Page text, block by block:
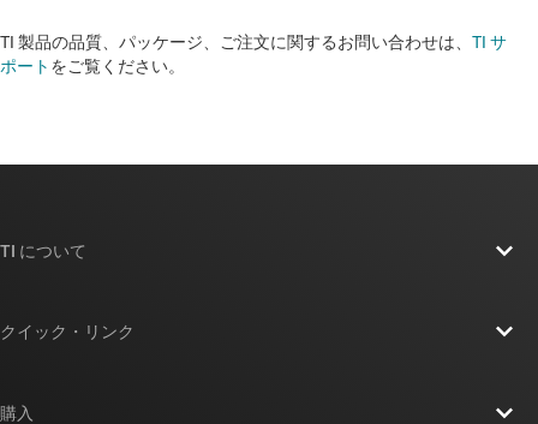
TI 製品の品質、パッケージ、ご注文に関するお問い合わせは、 TI サ
ポート をご覧ください。​​​​​​​​​​​​​​
TI について
クイック・リンク
購入